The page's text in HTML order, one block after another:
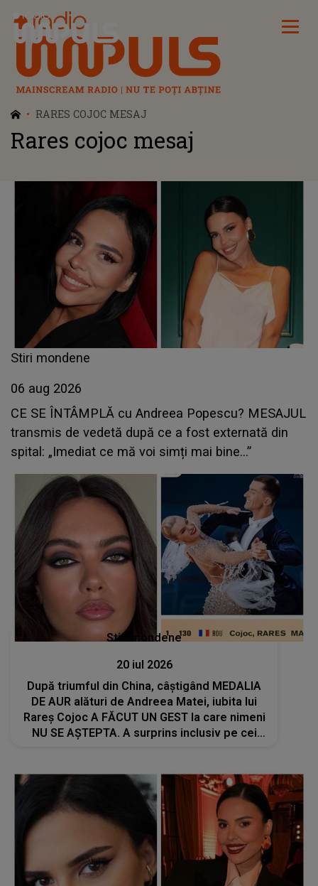
Radio Impuls
RARES COJOC MESAJ
Rares cojoc mesaj
Stiri mondene
06 aug 2026
CE SE ÎNTÂMPLĂ cu Andreea Popescu? MESAJUL
transmis de vedetă după ce a fost externată din
spital: „Imediat ce mă voi simți mai bine...”
Stiri mondene
20 iul 2026
După triumful din China, câștigând MEDALIA
DE AUR alături de Andreea Matei, iubita lui
Rareș Cojoc A FĂCUT UN GEST la care nimeni
NU SE AȘTEPTA. A surprins inclusiv pe cei